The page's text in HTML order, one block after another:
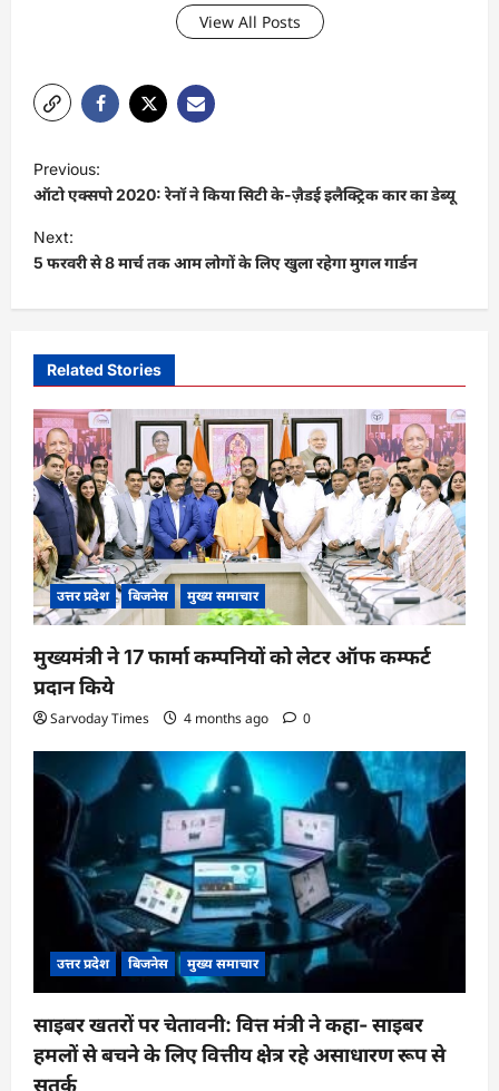
View All Posts
o
s
t
v
g
a
t
i
o
n
Previous:
ऑटो एक्सपो 2020: रेनॉ ने किया सिटी के-ज़ैडई इलैक्ट्रिक कार का डेब्यू
Next:
5 फरवरी से 8 मार्च तक आम लोगों के लिए खुला रहेगा मुगल गार्डन
Related Stories
उत्तर प्रदेश बिजनेस मुख्य समाचार
मुख्यमंत्री ने 17 फार्मा कम्पनियों को लेटर ऑफ कम्फर्ट
प्रदान किये
Sarvoday Times 4 months ago 0
उत्तर प्रदेश बिजनेस मुख्य समाचार
साइबर खतरों पर चेतावनी: वित्त मंत्री ने कहा- साइबर
हमलों से बचने के लिए वित्तीय क्षेत्र रहे असाधारण रूप से
सतर्क